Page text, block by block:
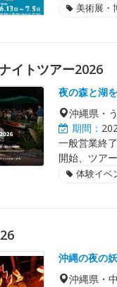
美術展・
イトツアー2026
夜の森と湖
沖縄県・
期間：
一般営業終
開始、ツア
体験イベ
沖縄の夜の
沖縄県・